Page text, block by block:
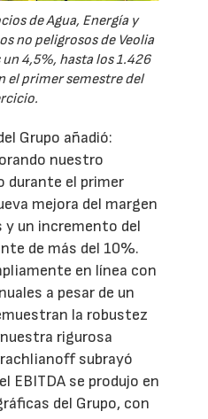
de Agua, Energía y
no peligrosos de Veolia
4,5%, hasta los 1.426
el primer semestre del
Grupo añadió:
nuestro
durante el primer
mejora del margen
y un incremento del
de más del 10%.
en línea con
a pesar de un
la robustez
rigurosa
subrayó
EBITDA se produjo en
del Grupo, con